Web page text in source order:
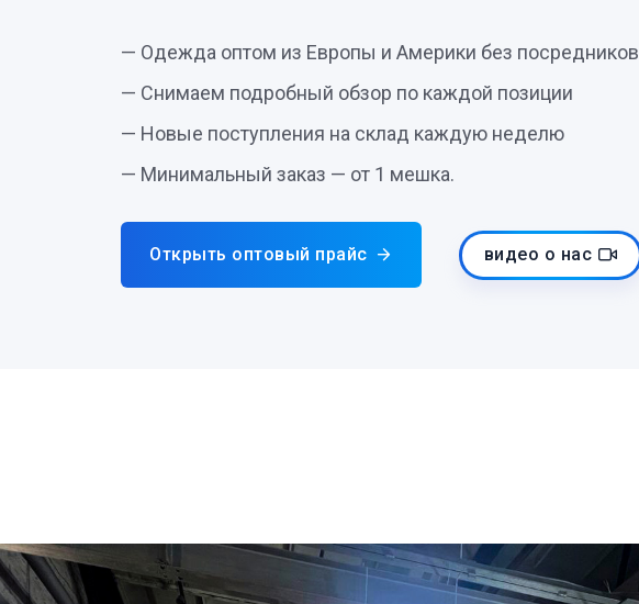
— Одежда оптом из Европы и Америки без посредников
— Снимаем подробный обзор по каждой позиции
— Новые поступления на склад каждую неделю
— Минимальный заказ — от 1 мешка.
Открыть оптовый прайс видео о нас